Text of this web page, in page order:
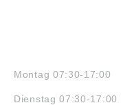
Montag 07:30-17:00
Dienstag 07:30-17:00